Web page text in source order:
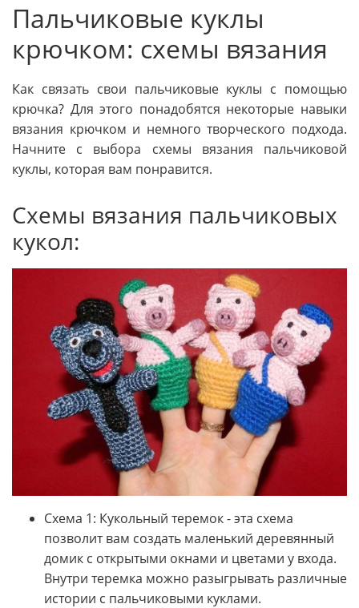
Пальчиковые куклы
крючком: схемы вязания
Как связать свои пальчиковые куклы с помощью
крючка? Для этого понадобятся некоторые навыки
вязания крючком и немного творческого подхода.
Начните с выбора схемы вязания пальчиковой
куклы, которая вам понравится.
Схемы вязания пальчиковых
кукол:
Схема 1: Кукольный теремок - эта схема
позволит вам создать маленький деревянный
домик с открытыми окнами и цветами у входа.
Внутри теремка можно разыгрывать различные
истории с пальчиковыми куклами.